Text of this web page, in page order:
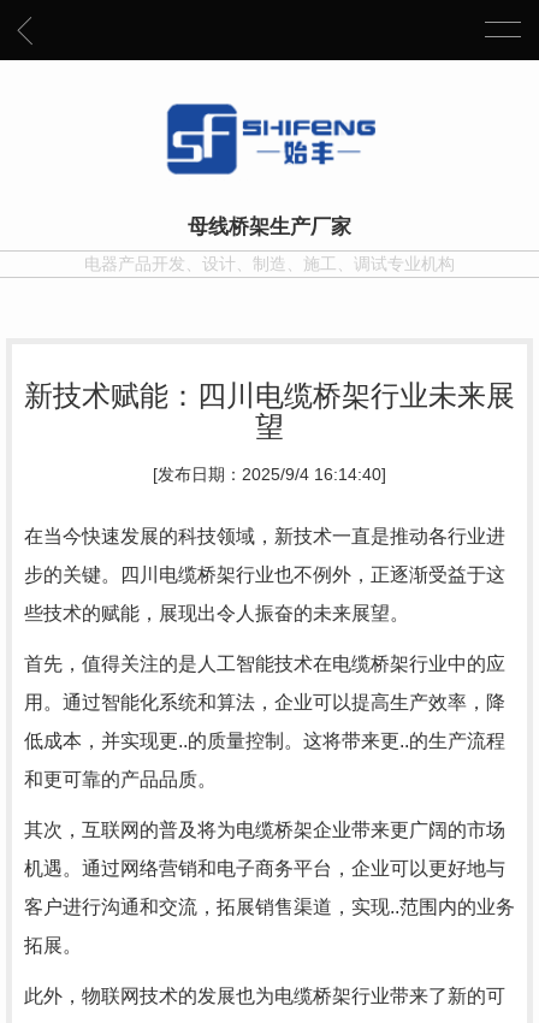
母线桥架生产厂家
电器产品开发、设计、制造、施工、调试专业机构
新技术赋能：四川电缆桥架行业未来展
望
[发布日期：2025/9/4 16:14:40]
在当今快速发展的科技领域，新技术一直是推动各行业进
步的关键。四川电缆桥架行业也不例外，正逐渐受益于这
些技术的赋能，展现出令人振奋的未来展望。
首先，值得关注的是人工智能技术在电缆桥架行业中的应
用。通过智能化系统和算法，企业可以提高生产效率，降
低成本，并实现更..的质量控制。这将带来更..的生产流程
和更可靠的产品品质。
其次，互联网的普及将为电缆桥架企业带来更广阔的市场
机遇。通过网络营销和电子商务平台，企业可以更好地与
客户进行沟通和交流，拓展销售渠道，实现..范围内的业务
拓展。
此外，物联网技术的发展也为电缆桥架行业带来了新的可